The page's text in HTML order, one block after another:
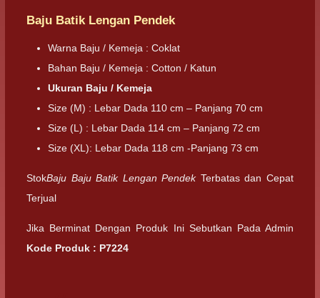
Baju Batik Lengan Pendek
Warna Baju / Kemeja : Coklat
Bahan Baju / Kemeja : Cotton / Katun
Ukuran Baju / Kemeja
Size (M) : Lebar Dada 110 cm – Panjang 70 cm
Size (L) : Lebar Dada 114 cm – Panjang 72 cm
Size (XL): Lebar Dada 118 cm -Panjang 73 cm
StokBaju Baju Batik Lengan PendekTerbatas dan Cepat
Terjual
Jika Berminat Dengan Produk Ini Sebutkan Pada Admin
Kode Produk : P7224